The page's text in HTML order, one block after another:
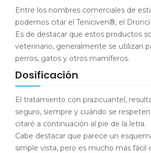
Entre los nombres comerciales de
podemos citar el Teniciven®, el
Es de destacar que estos productos
veterinario, generalmente se utilizan
perros, gatos y otros mamíferos.
Dosificación
El tratamiento con prazicuantel,
seguro, siempre y cuándo se
citaré a continuación al pie de la letra.
Cabe destacar que parece un
simple vista, pero es mucho más fácil